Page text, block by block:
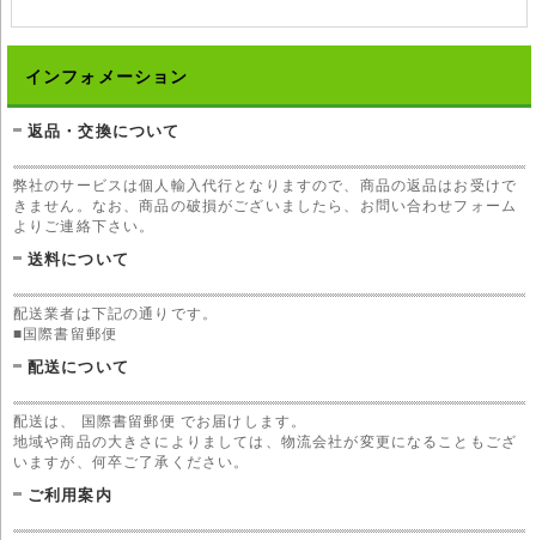
インフォメーション
返品・交換について
弊社のサービスは個人輸入代行となりますので、商品の返品はお受けで
きません。なお、商品の破損がございましたら、お問い合わせフォーム
よりご連絡下さい。
送料について
配送業者は下記の通りです。
■国際書留郵便
配送について
配送は、 国際書留郵便 でお届けします。
地域や商品の大きさによりましては、物流会社が変更になることもござ
いますが、何卒ご了承ください。
ご利用案内